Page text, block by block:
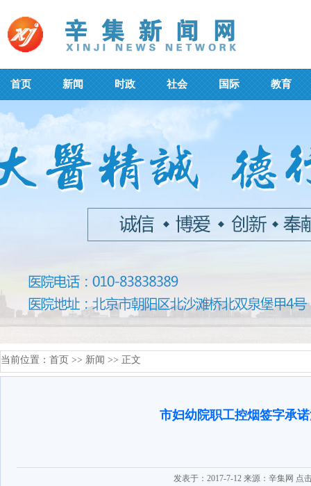
首页 新闻 时政 社会 国际 教育
当前位置： 首页 >> 新闻 >> 正文
市妇幼院职工控烟签字承
发表于：2017-7-12 来源：辛集网 点